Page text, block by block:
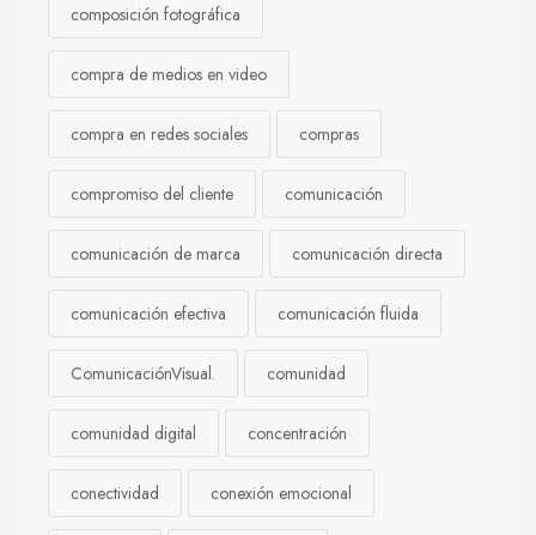
composición fotográfica
compra de medios en video
compra en redes sociales compras
compromiso del cliente comunicación
comunicación de marca comunicación directa
comunicación efectiva comunicación fluida
ComunicaciónVisual. comunidad
comunidad digital concentración
conectividad conexión emocional